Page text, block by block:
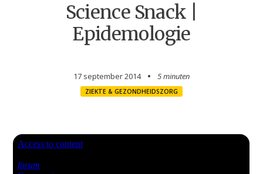
Science Snack |
Epidemologie
17 september 2014 5 minuten
ZIEKTE & GEZONDHEIDSZORG